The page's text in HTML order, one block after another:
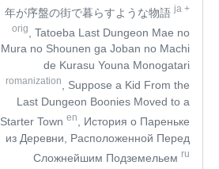
年が序盤の街で暮らすような物語ja +
orig
, Tatoeba Last Dungeon Mae no
Mura no Shounen ga Joban no Machi
de Kurasu Youna Monogatari
romanization
, Suppose a Kid From the
Last Dungeon Boonies Moved to a
Starter Town en
, История о Пареньке
из Деревни, Расположенной Перед
Сложнейшим Подземельем ru